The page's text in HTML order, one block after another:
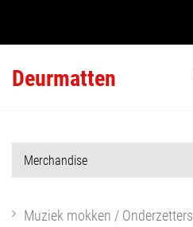
Deurmatten
Merchandise
Muziek mokken / Onderzetters